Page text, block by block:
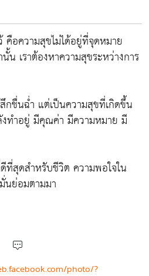
คือความสุขไม่ได้อยู่ที่จุดหมาย
น เราต้องหาความสุขระหว่างการ
กชื่นฉ่ำ แต่เป็นความสุขที่เกิดขึ้น
งทำอยู่ มีคุณค่า มีความหมาย มี
ที่สุดสำหรับชีวิต ความพอใจใน
นย่อมตามมา
photo/?